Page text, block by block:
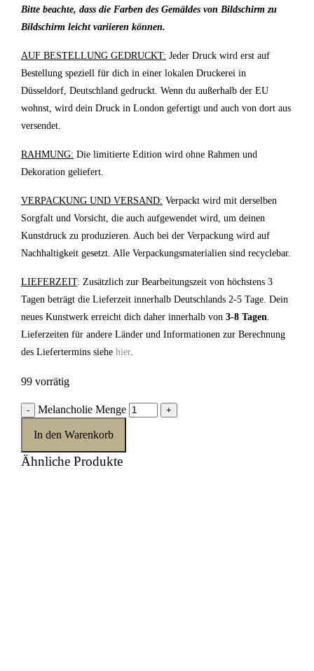
Bitte beachte, dass die Farben des Gemäldes von Bildschirm zu
Bildschirm leicht variieren können.
AUF BESTELLUNG GEDRUCKT: Jeder Druck wird erst auf
Bestellung speziell für dich in einer lokalen Druckerei in
Düsseldorf, Deutschland gedruckt. Wenn du außerhalb der EU
wohnst, wird dein Druck in London gefertigt und auch von dort aus
versendet.
RAHMUNG: Die limitierte Edition wird ohne Rahmen und
Dekoration geliefert.
VERPACKUNG UND VERSAND: Verpackt wird mit derselben
Sorgfalt und Vorsicht, die auch aufgewendet wird, um deinen
Kunstdruck zu produzieren. Auch bei der Verpackung wird auf
Nachhaltigkeit gesetzt. Alle Verpackungsmaterialien sind recyclebar.
LIEFERZEIT: Zusätzlich zur Bearbeitungszeit von höchstens 3
Tagen beträgt die Lieferzeit innerhalb Deutschlands 2-5 Tage. Dein
neues Kunstwerk erreicht dich daher innerhalb von 3-8 Tagen.
Lieferzeiten für andere Länder und Informationen zur Berechnung
des Liefertermins siehe hier.
99 vorrätig
- Melancholie Menge +
In den Warenkorb
Ähnliche Produkte